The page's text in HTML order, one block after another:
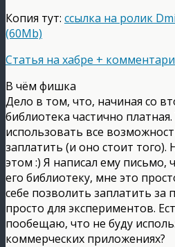
Копия тут: ссылка на ролик
(60Mb)
Статья на хабре +
В чём фишка
Дело в том, что, начиная со
библиотека частично
использовать все
заплатить (и оно стоит того).
этом :) Я написал ему письмо,
его библиотеку, мне это
себе позволить заплатить
просто для экспериментов.
пообещаю, что не буду
коммерческих приложениях?